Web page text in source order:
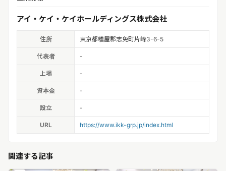
アイ・ケイ・ケイホールディングス株式会社
住所 東京都糟屋郡志免町片峰3-6-5
代表者 -
上場 -
資本金 -
設立 -
URL https://www.ikk-grp.jp/index.html
関連する記事